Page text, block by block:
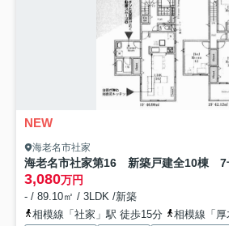
NEW
海老名市社家
海老名市社家第16 新築戸建全10棟 7
3,080万円
- / 89.10㎡ / 3LDK /新築
相模線「社家」駅 徒歩15分
相模線「